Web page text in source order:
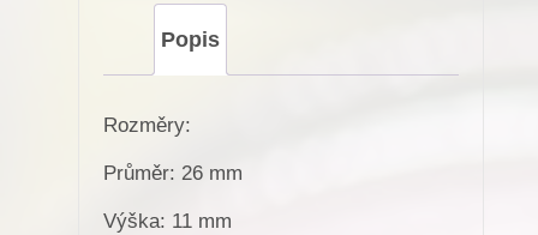
404)
množství
Popis
Rozměry:
Průměr: 26 mm
Výška: 11 mm